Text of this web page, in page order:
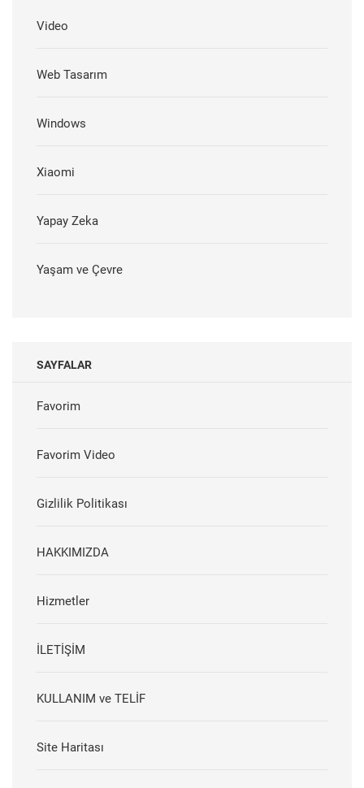
Video
Web Tasarım
Windows
Xiaomi
Yapay Zeka
Yaşam ve Çevre
SAYFALAR
Favorim
Favorim Video
Gizlilik Politikası
HAKKIMIZDA
Hizmetler
İLETİŞİM
KULLANIM ve TELİF
Site Haritası